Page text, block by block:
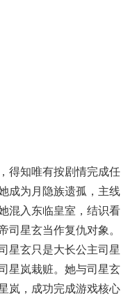
唯有按剧情完成任
成为月隐族遗孤，主线
混入东临皇室，结识看
司星玄当作复仇对象。
星玄只是大长公主司星
星岚栽赃。她与司星玄
岚，成功完成游戏核心